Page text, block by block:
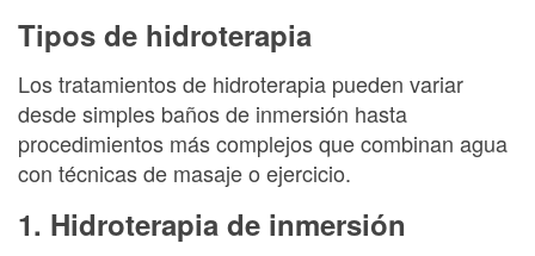
Tipos de hidroterapia
Los tratamientos de hidroterapia pueden variar
desde simples baños de inmersión hasta
procedimientos más complejos que combinan agua
con técnicas de masaje o ejercicio.
1. Hidroterapia de inmersión